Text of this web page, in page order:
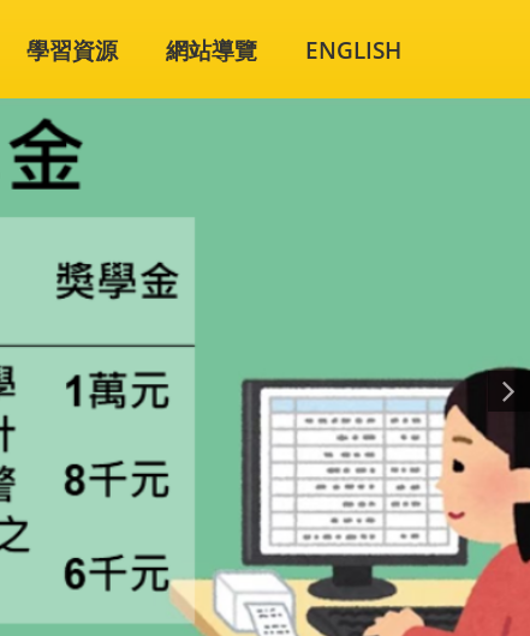
學習資源 網站導覽 ENGLISH